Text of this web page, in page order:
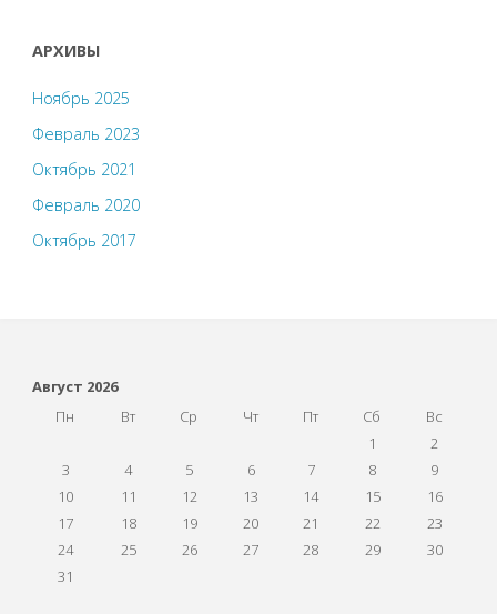
АРХИВЫ
Ноябрь 2025
Февраль 2023
Октябрь 2021
Февраль 2020
Октябрь 2017
Август 2026
Пн
Вт Ср Чт Пт Сб
Вс
1
2
3
4 5 6 7 8
9
10
11 12 13 14 15
16
17
18 19 20 21 22
23
24
25 26 27 28 29
30
31